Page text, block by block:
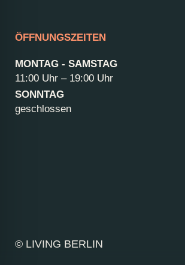
ÖFFNUNGSZEITEN
MONTAG - SAMSTAG
11:00 Uhr – 19:00 Uhr
SONNTAG
geschlossen
© LIVING BERLIN